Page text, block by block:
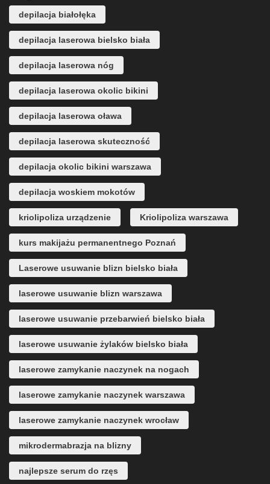
depilacja białołęka
depilacja laserowa bielsko biała
depilacja laserowa nóg
depilacja laserowa okolic bikini
depilacja laserowa oława
depilacja laserowa skuteczność
depilacja okolic bikini warszawa
depilacja woskiem mokotów
kriolipoliza urządzenie Kriolipoliza warszawa
kurs makijażu permanentnego Poznań
Laserowe usuwanie blizn bielsko biała
laserowe usuwanie blizn warszawa
laserowe usuwanie przebarwień bielsko biała
laserowe usuwanie żylaków bielsko biała
laserowe zamykanie naczynek na nogach
laserowe zamykanie naczynek warszawa
laserowe zamykanie naczynek wrocław
mikrodermabrazja na blizny
najlepsze serum do rzęs